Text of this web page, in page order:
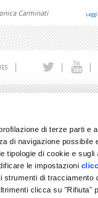
di terze parti e
di navigazione possibile
tipologie di cookie e sugli
le impostazioni
di tracciamento
clicca su "Rifiuta"
Carminati